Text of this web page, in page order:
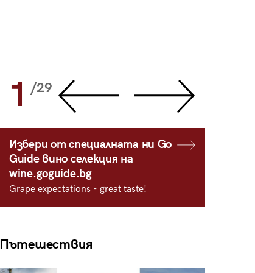
1 /29
Избери от специалната ни Go
Guide вино селекция на
wine.goguide.bg
Grape expectations - great taste!
Пътешествия